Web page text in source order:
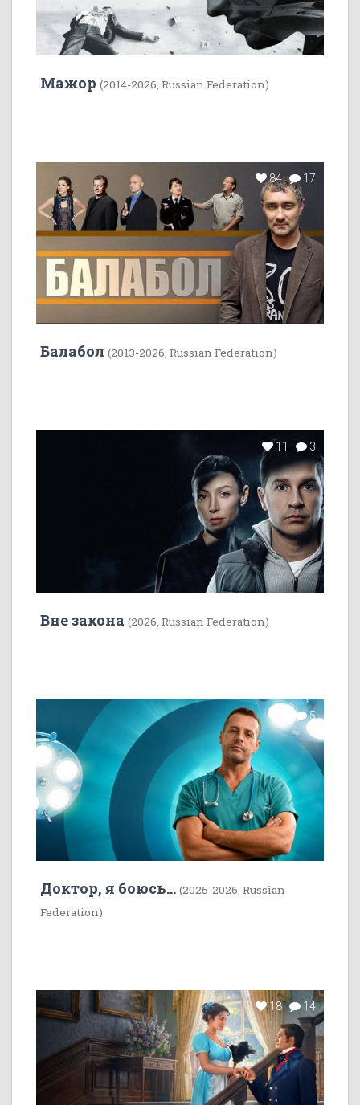
Мажор (2014-2026, Russian Federation)
84 17
Балабол (2013-2026, Russian Federation)
11 3
Вне закона (2026, Russian Federation)
7 5
Доктор, я боюсь... (2025-2026, Russian
Federation)
18 14